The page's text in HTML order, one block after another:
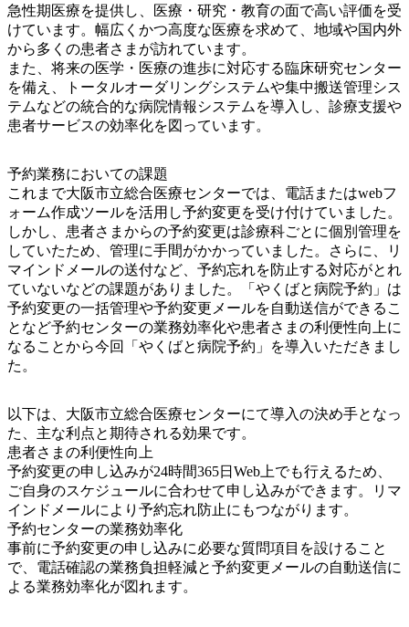
急性期医療を提供し、医療・研究・教育の面で高い評価を受
けています。幅広くかつ高度な医療を求めて、地域や国内外
から多くの患者さまが訪れています。
また、将来の医学・医療の進歩に対応する臨床研究センター
を備え、トータルオーダリングシステムや集中搬送管理シス
テムなどの統合的な病院情報システムを導入し、診療支援や
患者サービスの効率化を図っています。
予約業務においての課題
これまで大阪市立総合医療センターでは、電話またはwebフ
ォーム作成ツールを活用し予約変更を受け付けていました。
しかし、患者さまからの予約変更は診療科ごとに個別管理を
していたため、管理に手間がかかっていました。さらに、リ
マインドメールの送付など、予約忘れを防止する対応がとれ
ていないなどの課題がありました。「やくばと病院予約」は
予約変更の一括管理や予約変更メールを自動送信ができるこ
となど予約センターの業務効率化や患者さまの利便性向上に
なることから今回「やくばと病院予約」を導入いただきまし
た。
以下は、大阪市立総合医療センターにて導入の決め手となっ
た、主な利点と期待される効果です。
患者さまの利便性向上
予約変更の申し込みが24時間365日Web上でも行えるため、
ご自身のスケジュールに合わせて申し込みができます。リマ
インドメールにより予約忘れ防止にもつながります。
予約センターの業務効率化
事前に予約変更の申し込みに必要な質問項目を設けること
で、電話確認の業務負担軽減と予約変更メールの自動送信に
よる業務効率化が図れます。